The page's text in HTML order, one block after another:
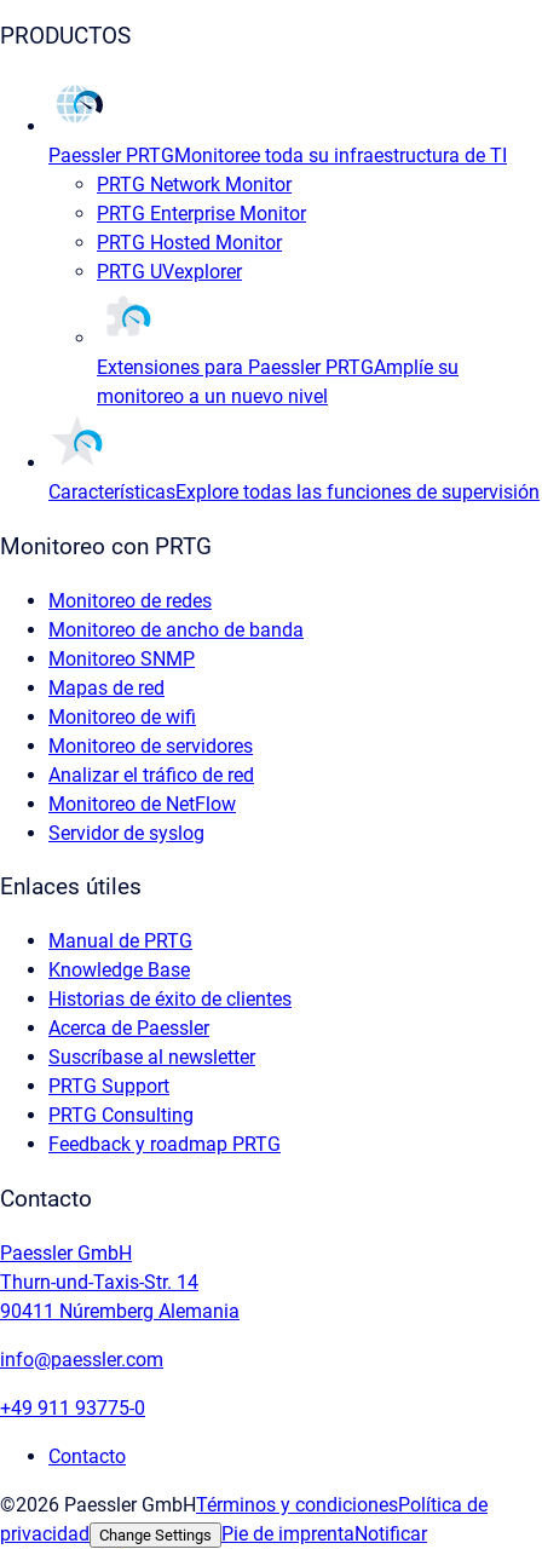
PRODUCTOS
Paessler PRTGMonitoree toda su infraestructura de TI
PRTG Network Monitor
PRTG Enterprise Monitor
PRTG Hosted Monitor
PRTG UVexplorer
Extensiones para Paessler PRTGAmplíe su
monitoreo a un nuevo nivel
CaracterísticasExplore todas las funciones de supervisión
Monitoreo con PRTG
Monitoreo de redes
Monitoreo de ancho de banda
Monitoreo SNMP
Mapas de red
Monitoreo de wifi
Monitoreo de servidores
Analizar el tráfico de red
Monitoreo de NetFlow
Servidor de syslog
Enlaces útiles
Manual de PRTG
Knowledge Base
Historias de éxito de clientes
Acerca de Paessler
Suscríbase al newsletter
PRTG Support
PRTG Consulting
Feedback y roadmap PRTG
Contacto
Paessler GmbH
Thurn-und-Taxis-Str. 14
90411 Núremberg Alemania
info@paessler.com
+49 911 93775-0
Contacto
©2026 Paessler GmbHTérminos y condicionesPolítica de
privacidad Change Settings Pie de imprentaNotificar